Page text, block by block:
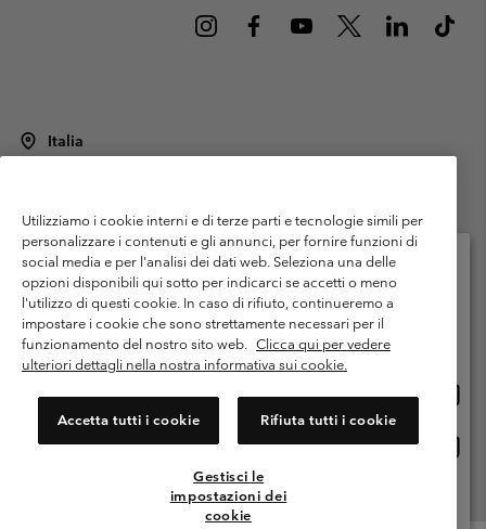
Italia
Termini di utilizzo
Condizioni Generali di Venditaa
Garanzia
Politica sulla privacy
Termini e condizioni del programma di membership
Condizioni di utilizzo dei contenuti generati dagli utenti
Impressum
Cookies
Public CBCR
Servizio clienti: Lun. - ven. 9:00 - 13:00 & 14:00- 18:00
(+)390694804176
Utilizziamo i cookie interni e di terze parti e tecnologie simili per
personalizzare i contenuti e gli annunci, per fornire funzioni di
social media e per l'analisi dei dati web. Seleziona una delle
opzioni disponibili qui sotto per indicarci se accetti o meno
l'utilizzo di questi cookie. In caso di rifiuto, continueremo a
impostare i cookie che sono strettamente necessari per il
funzionamento del nostro sito web. Clicca qui per vedere
ulteriori dettagli nella nostra informativa sui cookie.
Accetta tutti i cookie Rifiuta tutti i cookie
Gestisci le
impostazioni dei
cookie
Seleziona il paese di spedizione e la lingua
Shopping online disponibile
online
Italia
online
Visualizza Tutti I Paesi